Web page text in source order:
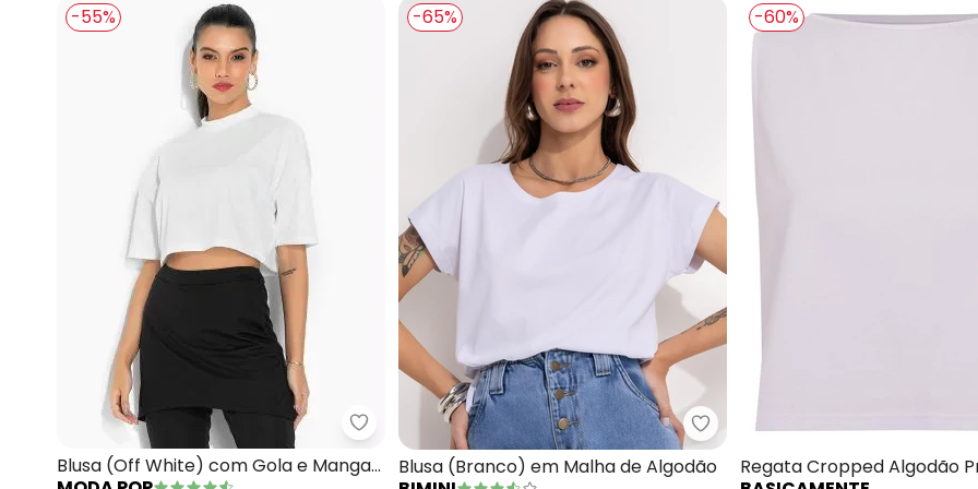
-55%
Moda Pop - Blusa (Off White) com Gola e Mangas Curtas
Blusa (Off White) com Gola e Mangas
-65%
Bimini - Blusa (Branco) em
Blusa (Branco) em Malha de Algodão
-60%
Regata Cropped Algodão